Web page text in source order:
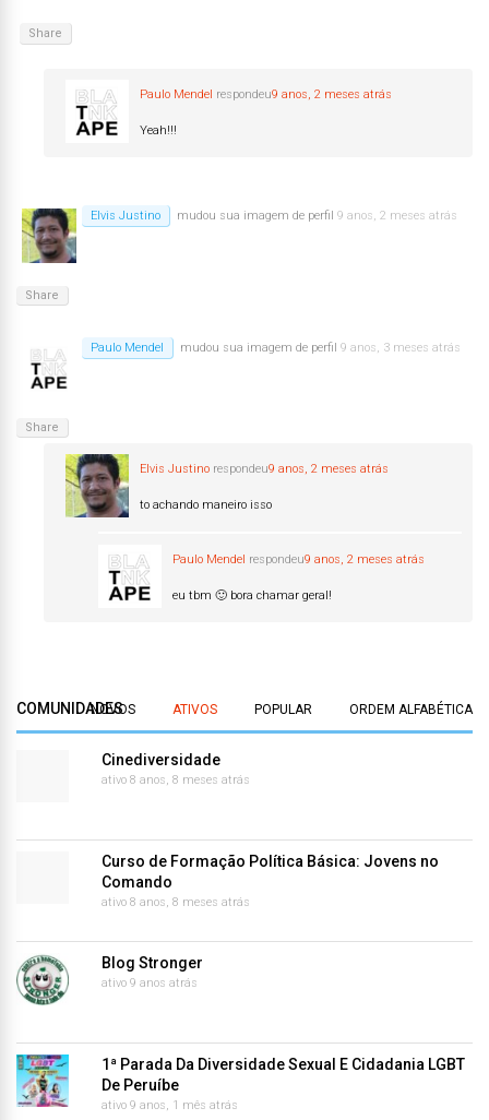
Share
Paulo Mendel respondeu9 anos, 2 meses atrás
Yeah!!!
Elvis Justino mudou sua imagem de perfil 9 anos, 2 meses atrás
Share
Paulo Mendel mudou sua imagem de perfil 9 anos, 3 meses atrás
Share
Elvis Justino respondeu9 anos, 2 meses atrás
to achando maneiro isso
Paulo Mendel respondeu9 anos, 2 meses atrás
eu tbm 🙂 bora chamar geral!
COMUNIDADES
NOVOS ATIVOS POPULAR ORDEM ALFABÉTICA
Cinediversidade
ativo 8 anos, 8 meses atrás
Curso de Formação Política Básica: Jovens no
Comando
ativo 8 anos, 8 meses atrás
Blog Stronger
ativo 9 anos atrás
1ª Parada Da Diversidade Sexual E Cidadania LGBT
De Peruíbe
ativo 9 anos, 1 mês atrás